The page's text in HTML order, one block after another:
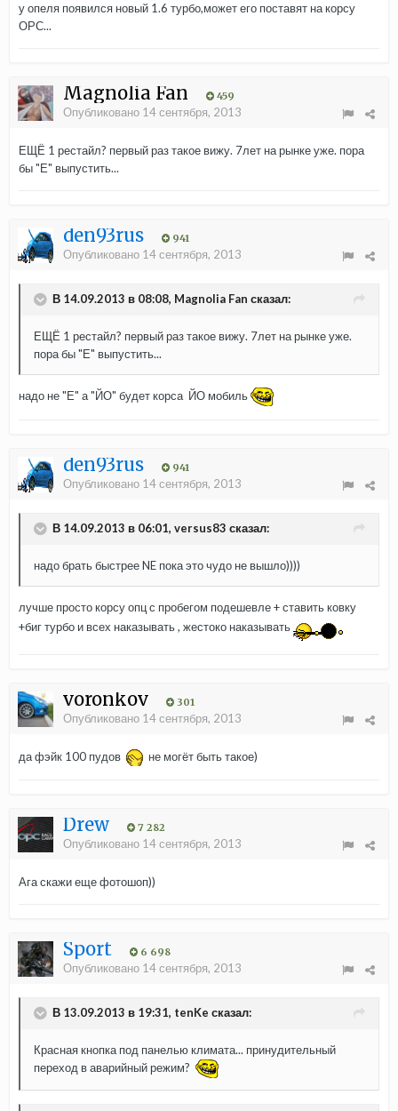
у опеля появился новый 1.6 турбо,может его поставят на корсу
ОРС...
Magnolia Fan 459
Опубликовано 14 сентября, 2013
ЕЩЁ 1 рестайл? первый раз такое вижу. 7лет на рынке уже. пора
бы "Е" выпустить...
den93rus 941
Опубликовано 14 сентября, 2013
В 14.09.2013 в 08:08, Magnolia Fan сказал:
ЕЩЁ 1 рестайл? первый раз такое вижу. 7лет на рынке уже.
пора бы "Е" выпустить...
надо не "Е" а "ЙО" будет корса ЙО мобиль
den93rus 941
Опубликовано 14 сентября, 2013
В 14.09.2013 в 06:01, versus83 сказал:
надо брать быстрее NE пока это чудо не вышло))))
лучше просто корсу опц с пробегом подешевле + ставить ковку
+биг турбо и всех наказывать , жестоко наказывать
voronkov 301
Опубликовано 14 сентября, 2013
да фэйк 100 пудов не могёт быть такое)
Drew 7 282
Опубликовано 14 сентября, 2013
Ага скажи еще фотошоп))
Sport 6 698
Опубликовано 14 сентября, 2013
В 13.09.2013 в 19:31, tenKe сказал:
Красная кнопка под панелью климата... принудительный
переход в аварийный режим?